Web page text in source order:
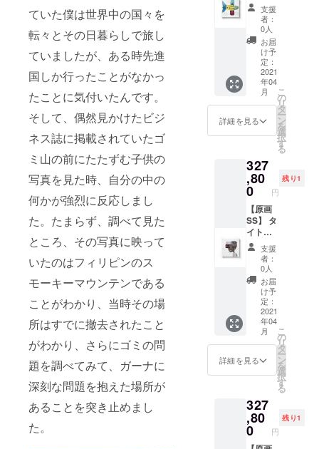
ていた僕は世界中の国々を
転々とその日暮らしで旅し
ていましたが、ある時先進
国しか行ったことがなかっ
たことに気付いたんです。
そして、偶然見かけたビジ
ネス誌に掲載されていたゴ
ミ山の前にたたずむ子供の
写真を見た時、自分の中の
何かが強烈に反応しまし
た。たまらず、調べて見た
ところ、その写真に映って
いたのはフィリピンのス
モーキーマウンテンである
ことがわかり、当時その場
所はすでに撤去されたこと
がわかり、さらにゴミの問
題を調べてみて、ガーナに
深刻な問題を抱えた場所が
あることを突き止めまし
た。
Canvas
ル：
『to the
sky』
長坂真
護がE-
WASTE
を使用
して描
いた一
点もの
の原画
サイ
㎝×20㎝
素材：
Oil and
E-
waste
on
Canvas
支援
者：
0人
お届
け予
定：
2021
年04
月
詳細を見る
こ
の
リ
タ
ー
ン
を
選
択
す
る
327
,80
0 円
残り1
【原画
SS】 タ
イト
ル：
『After
endless
journey
真護が
WASTE
を使用
して描
いた一
サイ
ズ：20
㎝×20㎝
素材：
支援
者：
0人
お届
け予
定：
2021
年04
月
詳細を見る
こ
の
リ
タ
ー
ン
を
選
択
す
る
327
,80
0 円
残り1